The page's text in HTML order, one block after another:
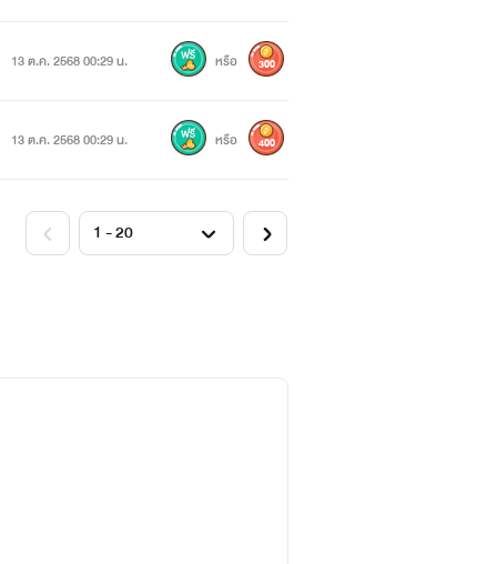
13 ต.ค. 2568 00:29 น. หรือ 300
13 ต.ค. 2568 00:29 น. หรือ 400